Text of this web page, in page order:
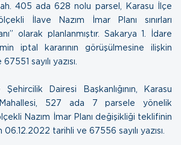
405 ada 628 nolu parsel, Karasu İlçe
İlave Nazım İmar Planı sınırları
olarak planlanmıştır. Sakarya 1. İdare
iptal kararının görüşülmesine ilişkin
sayılı yazısı.
Dairesi Başkanlığının, Karasu
Mahallesi, 527 ada 7 parsele yönelik
Nazım İmar Planı değişikliği teklifinin
06.12.2022 tarihli ve 67556 sayılı yazısı.